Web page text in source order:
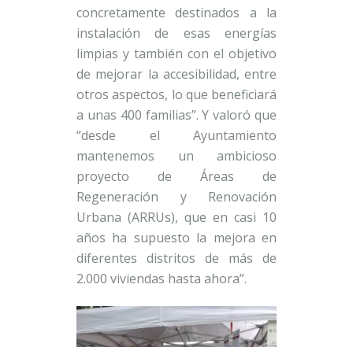
concretamente destinados a la
instalación de esas energías
limpias y también con el objetivo
de mejorar la accesibilidad, entre
otros aspectos, lo que beneficiará
a unas 400 familias”. Y valoró que
“desde el Ayuntamiento
mantenemos un ambicioso
proyecto de Áreas de
Regeneración y Renovación
Urbana (ARRUs), que en casi 10
años ha supuesto la mejora en
diferentes distritos de más de
2.000 viviendas hasta ahora”.